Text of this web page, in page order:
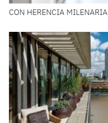
CON HERENCIA MILENARIA